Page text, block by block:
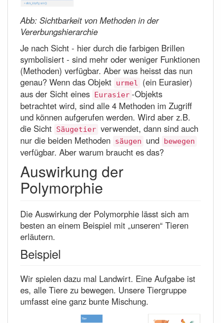
Abb: Sichtbarkeit von Methoden in der
Vererbungshierarchie
Je nach Sicht - hier durch die farbigen Brillen
symbolisiert - sind mehr oder weniger Funktionen
(Methoden) verfügbar. Aber was heisst das nun
genau? Wenn das Objekt urmel
(ein Eurasier)
aus der Sicht eines Eurasier -Objekts
betrachtet wird, sind alle 4 Methoden im Zugriff
und können aufgerufen werden. Wird aber z.B.
die Sicht Säugetier verwendet, dann sind auch
nur die beiden Methoden säugen und bewegen
verfügbar. Aber warum braucht es das?
Auswirkung der
Polymorphie
Die Auswirkung der Polymorphie lässt sich am
besten an einem Beispiel mit „unseren“ Tieren
erläutern.
Beispiel
Wir spielen dazu mal Landwirt. Eine Aufgabe ist
es, alle Tiere zu bewegen. Unsere Tiergruppe
umfasst eine ganz bunte Mischung.